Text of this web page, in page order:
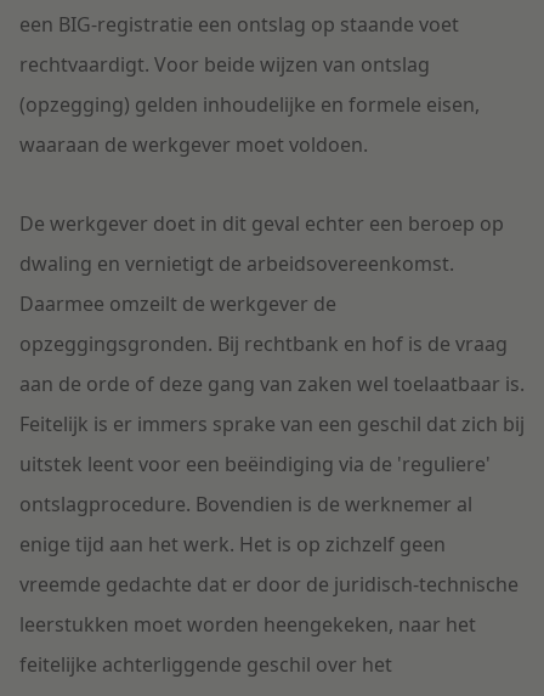
een BIG-registratie een ontslag op staande voet
rechtvaardigt. Voor beide wijzen van ontslag
(opzegging) gelden inhoudelijke en formele eisen,
waaraan de werkgever moet voldoen.
De werkgever doet in dit geval echter een beroep op
dwaling en vernietigt de arbeidsovereenkomst.
Daarmee omzeilt de werkgever de
opzeggingsgronden. Bij rechtbank en hof is de vraag
aan de orde of deze gang van zaken wel toelaatbaar is.
Feitelijk is er immers sprake van een geschil dat zich bij
uitstek leent voor een beëindiging via de 'reguliere'
ontslagprocedure. Bovendien is de werknemer al
enige tijd aan het werk. Het is op zichzelf geen
vreemde gedachte dat er door de juridisch-technische
leerstukken moet worden heengekeken, naar het
feitelijke achterliggende geschil over het